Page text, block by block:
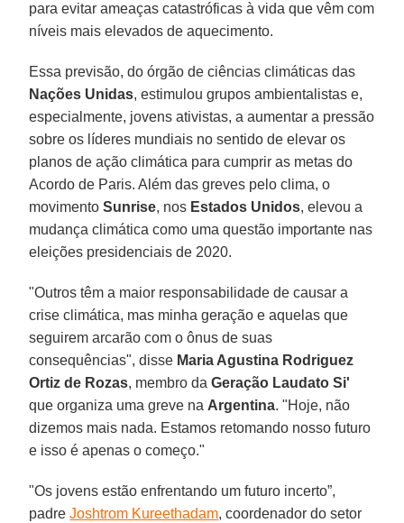
para evitar ameaças catastróficas à vida que vêm com
níveis mais elevados de aquecimento.
Essa previsão, do órgão de ciências climáticas das
Nações Unidas, estimulou grupos ambientalistas e,
especialmente, jovens ativistas, a aumentar a pressão
sobre os líderes mundiais no sentido de elevar os
planos de ação climática para cumprir as metas do
Acordo de Paris. Além das greves pelo clima, o
movimentoSunrise, nos Estados Unidos, elevou a
mudança climática como uma questão importante nas
eleições presidenciais de 2020.
"Outros têm a maior responsabilidade de causar a
crise climática, mas minha geração e aquelas que
seguirem arcarão com o ônus de suas
consequências", disse Maria Agustina Rodriguez
Ortiz de Rozas, membro daGeração Laudato Si'
que organiza uma greve na Argentina. "Hoje, não
dizemos mais nada. Estamos retomando nosso futuro
e isso é apenas o começo."
"Os jovens estão enfrentando um futuro incerto”,
padreJoshtrom Kureethadam, coordenador do setor